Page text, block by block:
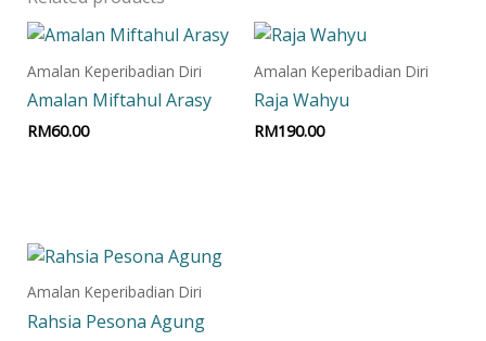
Amalan Keperibadian Diri
Amalan Miftahul Arasy
RM60.00
Amalan Keperibadian Diri
Raja Wahyu
RM190.00
Amalan Keperibadian Diri
Rahsia Pesona Agung